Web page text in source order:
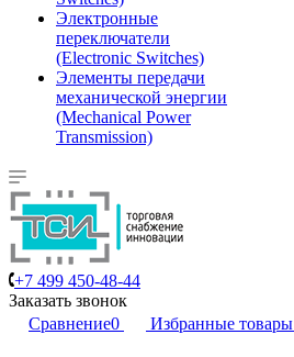
Электронные
переключатели
(Electronic Switches)
Элементы передачи
механической энергии
(Mechanical Power
Transmission)
+7 499 450-48-44
Заказать звонок
Сравнение0 Избранные товары